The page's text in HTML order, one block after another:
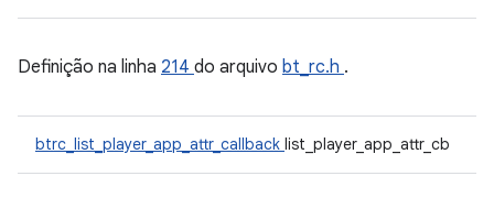
Definição na linha 214 do arquivo bt_rc.h .
btrc_list_player_app_attr_callback list_player_app_attr_cb